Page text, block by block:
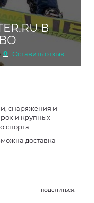
В
0 Оставить отзыв
снаряжения и
и крупных
спорта
доставка
поделиться: